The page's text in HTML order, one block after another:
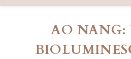
AO NANG: